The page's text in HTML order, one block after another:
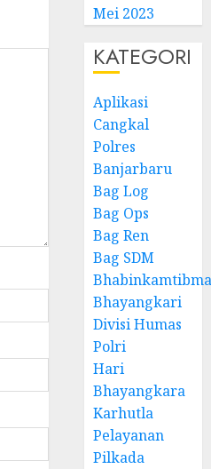
Mei 2023
KATEGORI
Aplikasi
Cangkal
Polres
Banjarbaru
Bag Log
Bag Ops
Bag Ren
Bag SDM
Bhayangkari
Divisi Humas
Polri
Hari
Bhayangkara
Karhutla
Pelayanan
Pilkada